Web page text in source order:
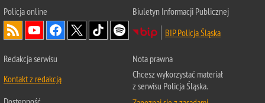
Policja online
Biuletyn Informacji Publicznej
BIP Policja Śląska
Redakcja serwisu
Kontakt z redakcją
Nota prawna
Chcesz wykorzystać materiał
z serwisu Policja Śląska.